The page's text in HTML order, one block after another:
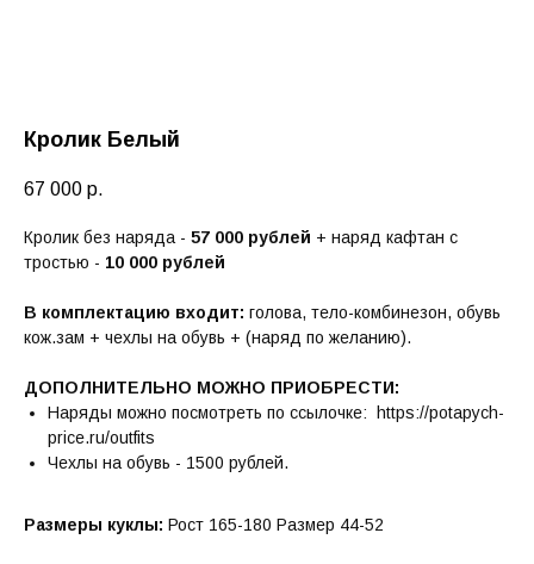
Кролик Белый
67 000 р.
Кролик без наряда - 57 000 рублей + наряд кафтан с
тростью - 10 000 рублей
В комплектацию входит: голова, тело-комбинезон, обувь
кож.зам + чехлы на обувь + (наряд по желанию).
ДОПОЛНИТЕЛЬНО МОЖНО ПРИОБРЕСТИ:
Наряды можно посмотреть по ссылочке: https://potapych-
price.ru/outfits
Чехлы на обувь - 1500 рублей.
Размеры куклы: Рост 165-180 Размер 44-52